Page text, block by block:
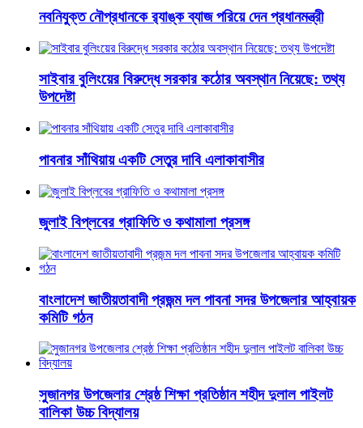
নবনিযুক্ত নৌপ্রধানকে র‌্যাঙ্ক ব্যাজ পরিয়ে দেন প্রধানমন্ত্রী
সাইবার বুলিংয়ের বিরুদ্ধে সরকার কঠোর অবস্থান নিয়েছে: তথ্য
উপদেষ্টা
পাবনার সাঁথিয়ায় একটি সেতুর দাবি এলাকাবাসীর
জুলাই বিপ্লবের গ্রাফিতি ও কথামালা প্রসঙ্গ
বাংলাদেশ জাতীয়তাবাদী প্রজন্ম দল পাবনা সদর উপজেলার আহ্বায়ক
কমিটি গঠন
সুজানগর উপজেলার শ্রেষ্ঠ শিক্ষা প্রতিষ্ঠান শহীদ দুলাল পাইলট
বালিকা উচ্চ বিদ্যালয়